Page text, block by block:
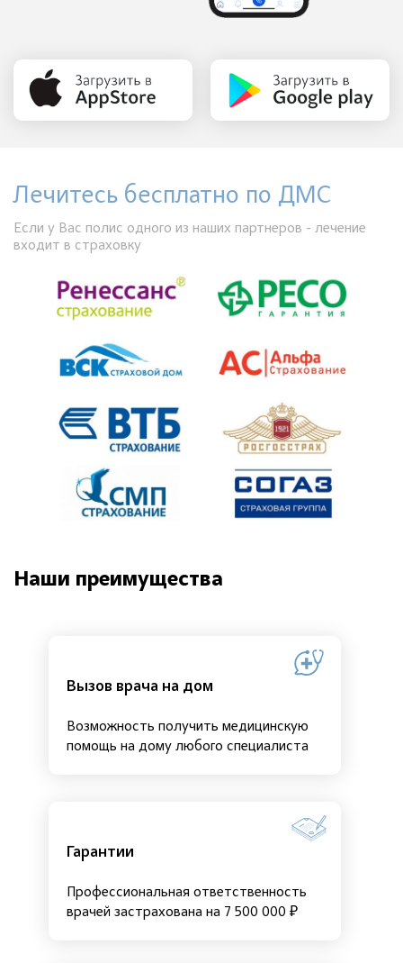
Лечитесь бесплатно по ДМС
Если у Вас полис одного из наших партнеров - лечение
входит в страховку
Наши преимущества
Вызов врача на дом
Возможность получить медицинскую
помощь на дому любого специалиста
Гарантии
Профессиональная ответственность
врачей застрахована на 7 500 000 ₽